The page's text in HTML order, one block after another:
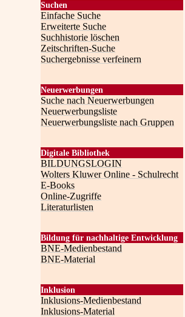
Suchen
Einfache Suche
Erweiterte Suche
Suchhistorie löschen
Zeitschriften-Suche
Suchergebnisse verfeinern
Neuerwerbungen
Suche nach Neuerwerbungen
Neuerwerbungsliste
Neuerwerbungsliste nach Gruppen
Digitale Bibliothek
BILDUNGSLOGIN
Wolters Kluwer Online - Schulrecht
E-Books
Online-Zugriffe
Literaturlisten
Bildung für nachhaltige Entwicklung
BNE-Medienbestand
BNE-Material
Inklusion
Inklusions-Medienbestand
Inklusions-Material